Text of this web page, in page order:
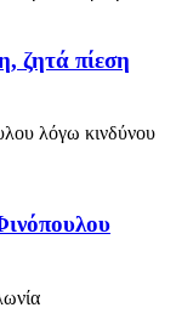
ζητά πίεση